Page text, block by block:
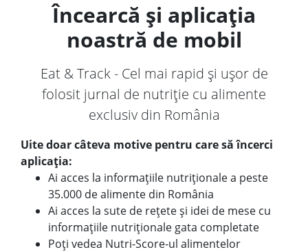
Încearcă și aplicația
noastră de mobil
Eat & Track - Cel mai rapid și ușor de
folosit jurnal de nutriție cu alimente
exclusiv din România
Uite doar câteva motive pentru care să încerci
aplicația:
Ai acces la informațiile nutriționale a peste
35.000 de alimente din România
Ai acces la sute de rețete și idei de mese cu
informațiile nutriționale gata completate
Poți vedea Nutri-Score-ul alimentelor